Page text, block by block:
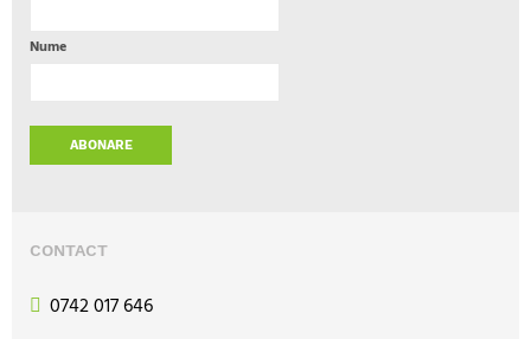
Nume
ABONARE
CONTACT
0742 017 646